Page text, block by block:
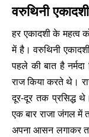
वरुथिनी
हर एकादशी के महत्व
में है। वरुथिनी
पहले की बात है
राज किया करते थे।
दूर-दूर तक प्रसिद्ध
एक बार राजा जंगल
अपना आसन लगाकर